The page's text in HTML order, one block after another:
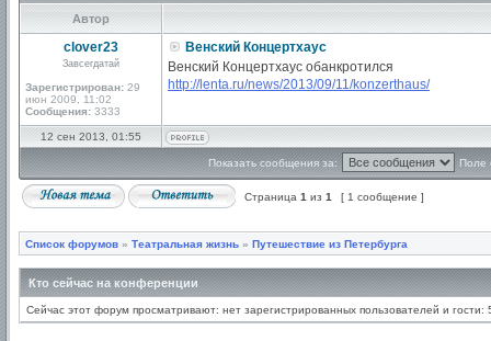
Автор
clover23
Завсегдатай
Зарегистрирован: 29
июн 2009, 11:02
Сообщения: 3333
Венский Концертхаус
Венский Концертхаус обанкротился
http://lenta.ru/news/2013/09/11/konzerthaus/
12 сен 2013, 01:55
Показать сообщения за: Поле
Страница 1 из 1 [ 1 сообщение ]
Список форумов » Театральная жизнь » Путешествие из Петербурга
Кто сейчас на конференции
Сейчас этот форум просматривают: нет зарегистрированных пользователей и гости: